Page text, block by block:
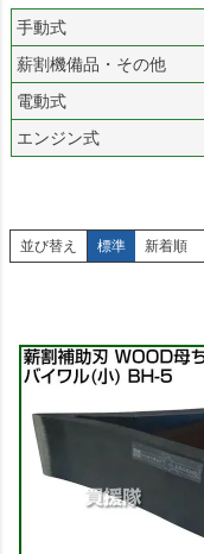
手動式
薪割機備品・その他
電動式
エンジン式
並び替え 標準 新着順